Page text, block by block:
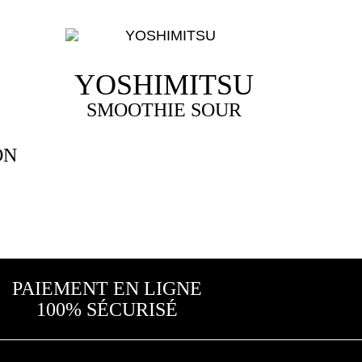
YOSHIMITSU
SMOOTHIE SOUR
PAIEMENT EN LIGNE
100% SÉCURISÉ